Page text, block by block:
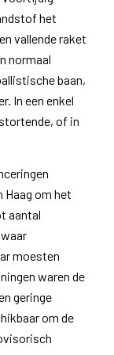
het
vallende raket
normaal
baan,
In een enkel
of in
Haag om het
aantal
moesten
waren de
geringe
om de